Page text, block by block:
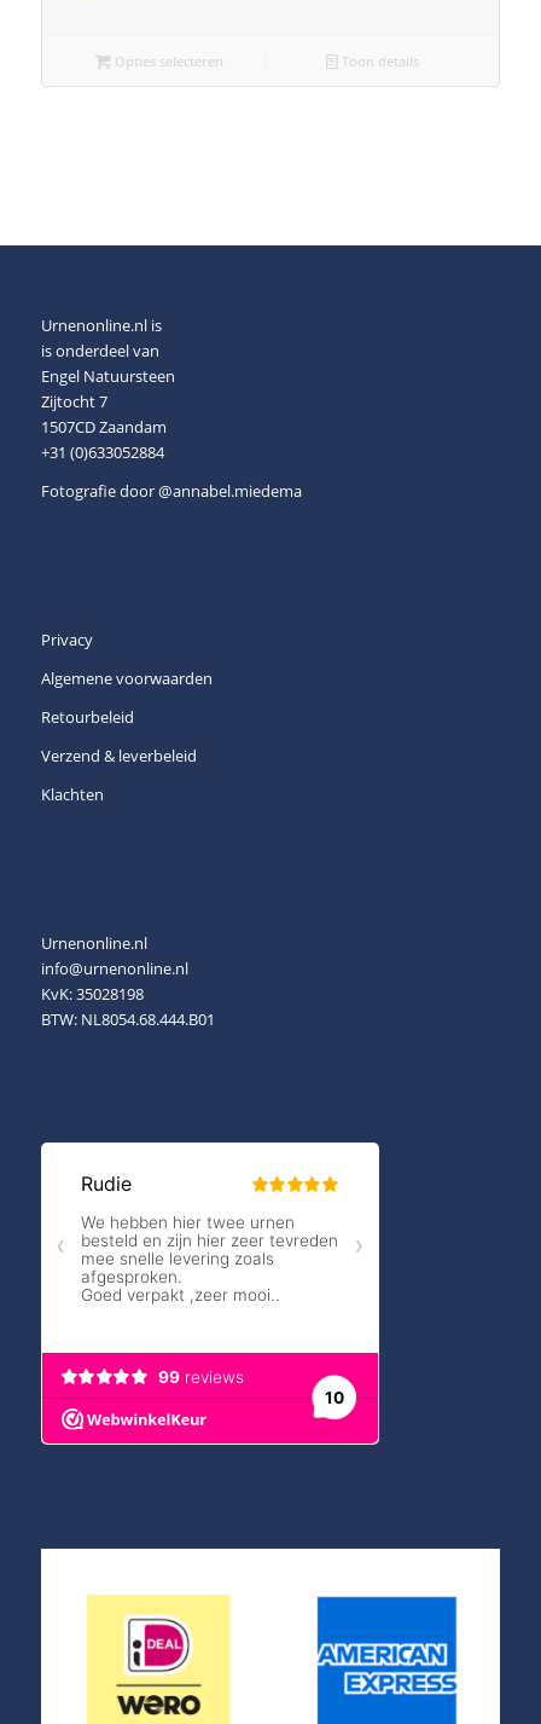
Opties selecteren Toon details
Urnenonline.nl is
is onderdeel van
Engel Natuursteen
Zijtocht 7
1507CD Zaandam
+31 (0)633052884
Fotografie door@annabel.miedema
Privacy
Algemene voorwaarden
Retourbeleid
Verzend & leverbeleid
Klachten
Urnenonline.nl
info@urnenonline.nl
KvK: 35028198
BTW: NL8054.68.444.B01